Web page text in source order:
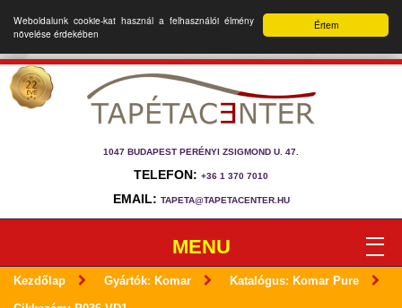
Értem
Weboldalunk cookie-kat használ a felhasználói élmény
növelése érdekében
1047 BUDAPEST PERÉNYI ZSIGMOND U. 47.
TELEFON: +36 1 370 7010
EMAIL: TAPETA@TAPETACENTER.HU
MENU
Kezdőlap Gyártók: Komar Katalógus: Komar Pure